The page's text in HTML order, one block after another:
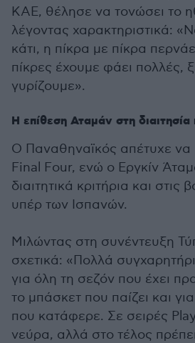
ΚΑΕ, θέλησε να τονώσει το
λέγοντας χαρακτηριστικά:
κάτι, η πίκρα με πίκρα
πίκρες έχουμε φάει πολλές,
γυρίζουμε».
Η επίθεση Αταμάν στη
Ο Παναθηναϊκός απέτυχε να
Final Four, ενώ ο Εργκίν
διαιτητικά κριτήρια και
υπέρ των Ισπανών.
Μιλώντας στη συνέντευξη
σχετικά: «Πολλά
για όλη τη σεζόν που έχει
το μπάσκετ που παίζει και
που κατάφερε. Σε σειρές
νεύρα, αλλά στο τέλος